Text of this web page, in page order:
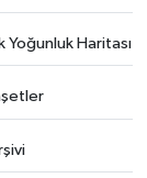
Yoğunluk Haritası